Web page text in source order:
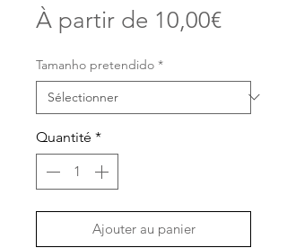
À partir de 10,00€Prix
Tamanho pretendido *
Quantité *
Ajouter au panier